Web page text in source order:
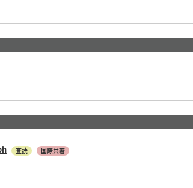
査読 国際共著